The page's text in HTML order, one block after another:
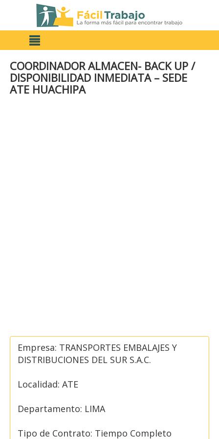
COORDINADOR ALMACEN- BACK UP /
DISPONIBILIDAD INMEDIATA – SEDE
ATE HUACHIPA
Empresa: TRANSPORTES EMBALAJES Y
DISTRIBUCIONES DEL SUR S.A.C.
Localidad: ATE
Departamento: LIMA
Tipo de Contrato: Tiempo Completo